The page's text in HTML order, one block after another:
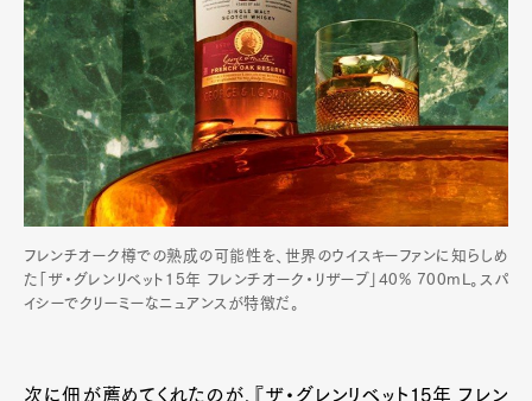
フレンチオーク樽での熟成の可能性を、世界のウイスキーファンに知らしめ
た「ザ・グレンリベット15年 フレンチオーク・リザーブ」40% 700mL。スパ
イシーでクリーミーなニュアンスが特徴だ。
次に佃が薦めてくれたのが、『ザ・グレンリベット15年 フレン